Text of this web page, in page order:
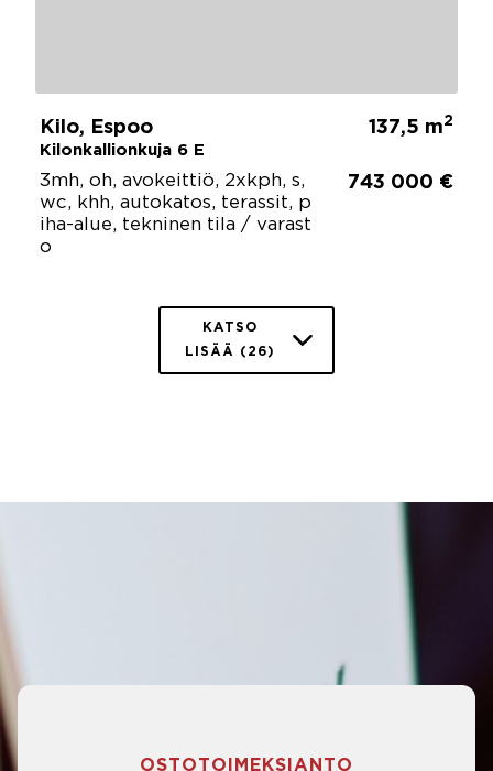
Kilo, Espoo
Kilonkallionkuja 6 E
137,5 m2
3mh, oh, avokeittiö, 2xkph, s,
wc, khh, autokatos, terassit, p
iha-alue, tekninen tila / varast
o
743 000 €
KATSO
LISÄÄ (26)
OSTOTOIMEKSIANTO